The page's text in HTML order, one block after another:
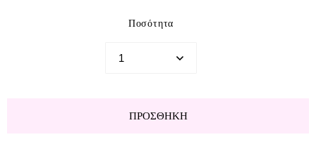
Ποσότητα
ΠΡΟΣΘΉΚΗ